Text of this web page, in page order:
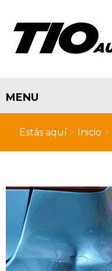
Estás aquí Inicio